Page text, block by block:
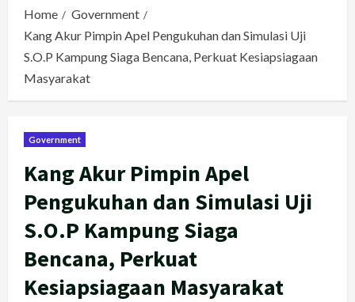
Home
Government
Kang Akur Pimpin Apel Pengukuhan dan Simulasi Uji
S.O.P Kampung Siaga Bencana, Perkuat Kesiapsiagaan
Masyarakat
Government
Kang Akur Pimpin Apel
Pengukuhan dan Simulasi Uji
S.O.P Kampung Siaga
Bencana, Perkuat
Kesiapsiagaan Masyarakat